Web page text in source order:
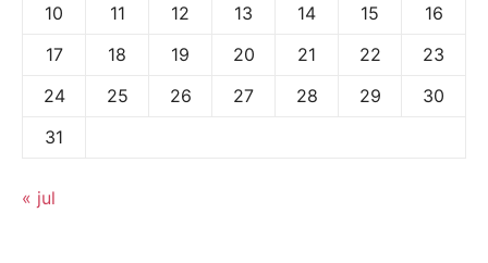
10
11 12 13 14 15
16
17
18 19 20 21 22
23
24
25 26 27 28 29
30
31
« jul